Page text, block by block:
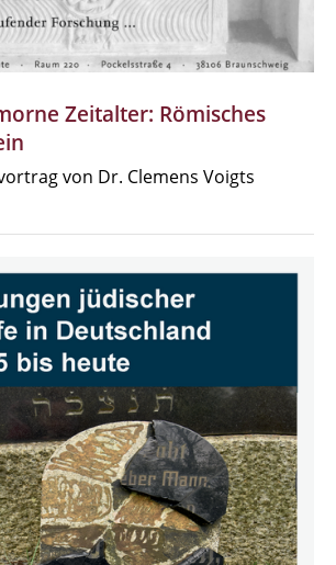
Zeitalter: Römisches
von Dr. Clemens Voigts